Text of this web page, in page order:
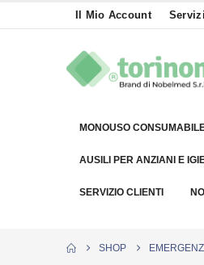
Il Mio Account
MONOUSO
AUSILI PER ANZIANI E
SERVIZIO CLIENTI
SHOP